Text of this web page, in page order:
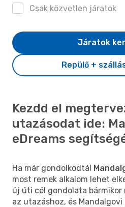
Csak közvetlen járatok
Repülő +
Járatok
Kezdd el
utazásodat ide:
eDreams
Ha már gondolkodtál
most remek alkalom lehet
új úti cél gondolata
az utazáshoz, és